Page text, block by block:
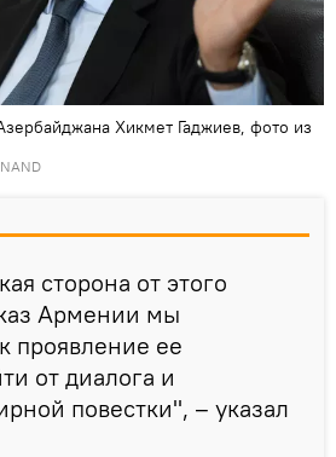
Хикмет Гаджиев, фото из
сторона от этого
Армении мы
проявление ее
от диалога и
повестки", – указал